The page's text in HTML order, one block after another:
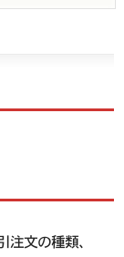
文の種類、